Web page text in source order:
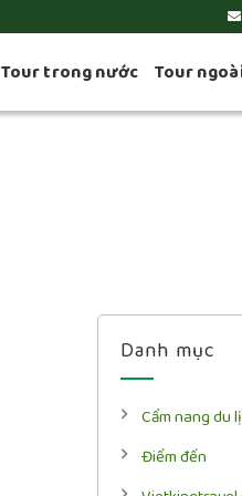
Tour trong nước Tour
Danh mục
Cẩm nang du
Điểm đến